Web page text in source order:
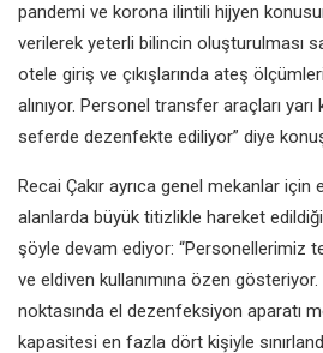
pandemi ve korona ilintili hijyen
verilerek yeterli bilincin oluşturulması
otele giriş ve çıkışlarında ateş ölçümleri
alınıyor. Personel transfer araçları
seferde dezenfekte ediliyor” diye
Recai Çakır ayrıca genel mekanlar için
alanlarda büyük titizlikle hareket
şöyle devam ediyor: “Personellerimiz
ve eldiven kullanımına özen
noktasında el dezenfeksiyon aparatı
kapasitesi en fazla dört kişiyle